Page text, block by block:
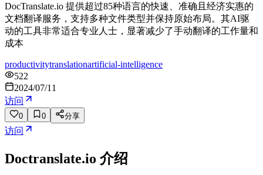
DocTranslate.io 提供超过85种语言的快速、准确且经济实惠的
文档翻译服务，支持多种文件类型并保持原始布局。其AI驱
动的工具非常适合专业人士，显著减少了手动翻译的工作量和
成本
productivitytranslationartificial-intelligence
522
2024/07/11
访问
0 0 分享
访问
Doctranslate.io 介绍